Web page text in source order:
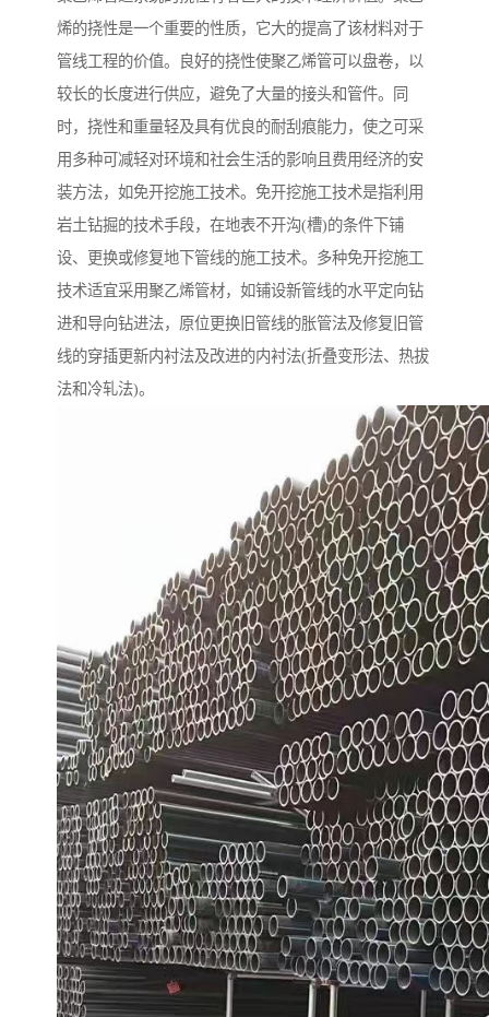
烯的挠性是一个重要的性质，它大的提高了该材料对于
管线工程的价值。良好的挠性使聚乙烯管可以盘卷，以
较长的长度进行供应，避免了大量的接头和管件。同
时，挠性和重量轻及具有优良的耐刮痕能力，使之可采
用多种可减轻对环境和社会生活的影响且费用经济的安
装方法，如免开挖施工技术。免开挖施工技术是指利用
岩土钻掘的技术手段，在地表不开沟(槽)的条件下铺
设、更换或修复地下管线的施工技术。多种免开挖施工
技术适宜采用聚乙烯管材，如铺设新管线的水平定向钻
进和导向钻进法，原位更换旧管线的胀管法及修复旧管
线的穿插更新内衬法及改进的内衬法(折叠变形法、热拔
法和冷轧法)。